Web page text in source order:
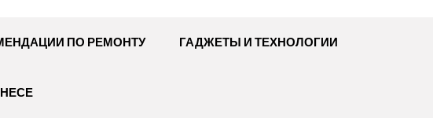
ПО РЕМОНТУ ГАДЖЕТЫ И ТЕХНОЛОГИИ